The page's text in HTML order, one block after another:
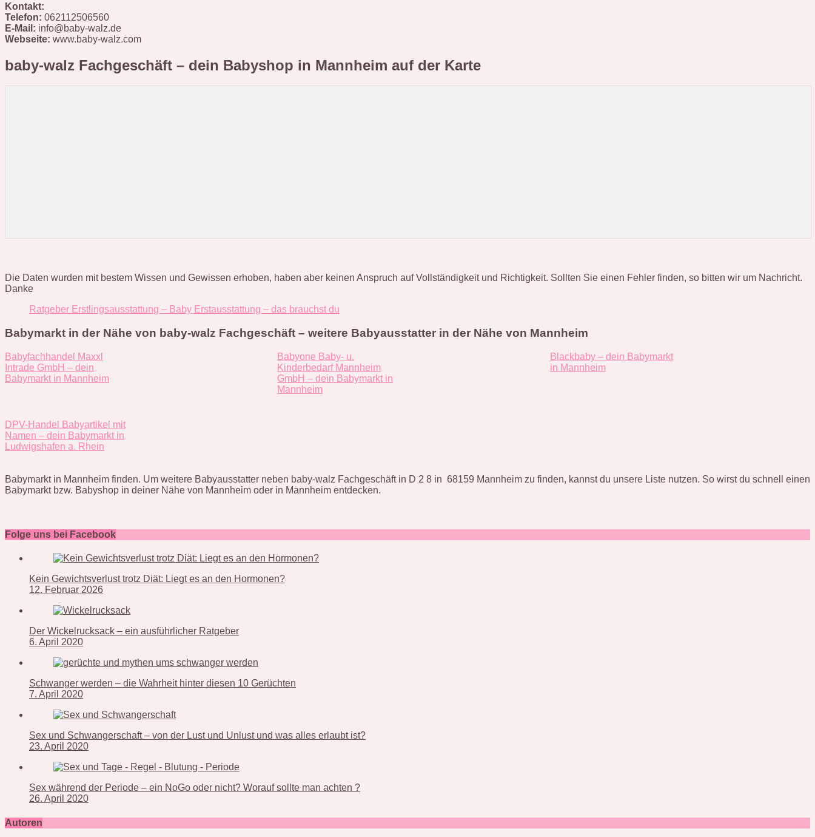
Kontakt:
Telefon: 062112506560
E-Mail: info@baby-walz.de
Webseite: www.baby-walz.com
baby-walz Fachgeschäft – dein Babyshop in Mannheim auf der Karte
Die Daten wurden mit bestem Wissen und Gewissen erhoben, haben aber keinen Anspruch auf Vollständigkeit und Richtigkeit. Sollten Sie einen Fehler finden, so bitten wir um Nachricht.
Danke
Ratgeber Erstlingsausstattung – Baby Erstausstattung – das brauchst du
Babymarkt in der Nähe von baby-walz Fachgeschäft – weitere Babyausstatter in der Nähe von Mannheim
Babyfachhandel Maxxl
Intrade GmbH – dein
Babymarkt in Mannheim
Babyone Baby- u.
Kinderbedarf Mannheim
GmbH – dein Babymarkt in
Mannheim
Blackbaby – dein Babymarkt
in Mannheim
DPV-Handel Babyartikel mit
Namen – dein Babymarkt in
Ludwigshafen a. Rhein
Babymarkt in Mannheim finden. Um weitere Babyausstatter neben baby-walz Fachgeschäft in D 2 8 in 68159 Mannheim zu finden, kannst du unsere Liste nutzen. So wirst du schnell einen
Babymarkt bzw. Babyshop in deiner Nähe von Mannheim oder in Mannheim entdecken.
Folge uns bei Facebook
Kein Gewichtsverlust trotz Diät: Liegt es an den Hormonen?
12. Februar 2026
Der Wickelrucksack – ein ausführlicher Ratgeber
6. April 2020
Schwanger werden – die Wahrheit hinter diesen 10 Gerüchten
7. April 2020
Sex und Schwangerschaft – von der Lust und Unlust und was alles erlaubt ist?
23. April 2020
Sex während der Periode – ein NoGo oder nicht? Worauf sollte man achten ?
26. April 2020
Autoren